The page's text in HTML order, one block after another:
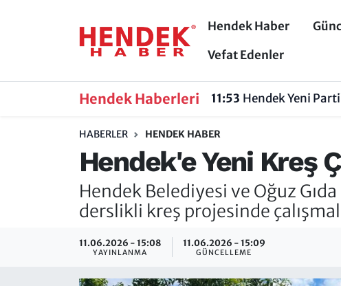
Hendek Haber
Vefat Edenler
Hendek Haberleri 11:53 Hendek Yeni
HABERLER HENDEK HABER
Hendek'e Yeni Kreş
Hendek Belediyesi ve Oğuz
derslikli kreş projesinde
11.06.2026 - 15:08
YAYINLANMA
11.06.2026 - 15:09
GÜNCELLEME
Hendek Haber
Nöbetçi Eczaneler
Hendek Haber
Sakarya
Hakkında
Sakarya Nöbetçi Eczaneler
Süper Lig Puan Durumu ve Fikstür
Tüm Manşetler